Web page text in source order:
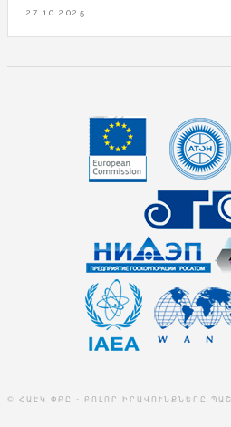
27.10.2025
© ՀԱԷԿ ՓԲԸ - ԲՈԼՈՐ ԻՐԱՎՈՒՆՔՆԵՐԸ